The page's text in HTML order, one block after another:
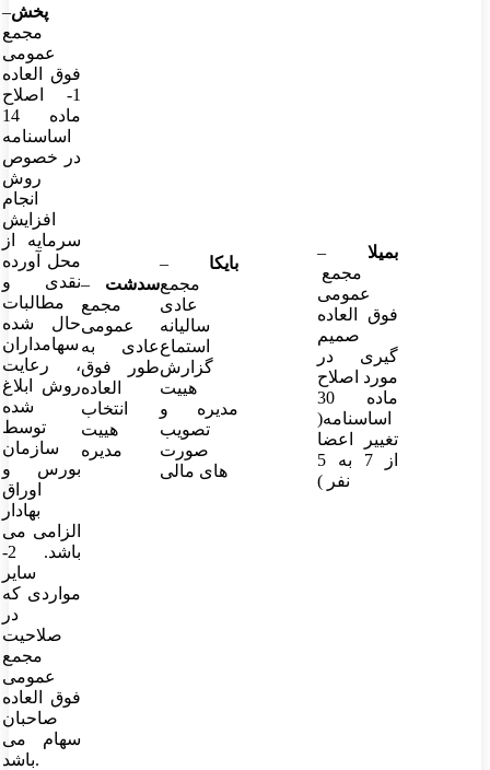
بمیلا –
مجمع
عمومی
فوق العاده
صمیم
گیری در
مورد اصلاح
ماده 30
اساسنامه(
تغییر اعضا
از 7 به 5
نفر )
بایکا –
مجمع
عادی
سالیانه
استماع
گزارش
هییت
مدیره و
تصویب
صورت
های مالی
سدشت –
مجمع
عمومی
عادی به
طور فوق
العاده
انتخاب
هییت
مدیره
پخش–
مجمع
عمومی
فوق العاده
1- اصلاح
ماده 14
اساسنامه
در خصوص
روش
انجام
افزایش
سرمایه از
محل آورده
نقدی و
مطالبات
حال شده
سهامداران
، رعایت
روش ابلاغ
شده
توسط
سازمان
بورس و
اوراق
بهادار
الزامی می
باشد. 2-
سایر
مواردی که
در
صلاحیت
مجمع
عمومی
فوق العاده
صاحبان
سهام می
باشد.